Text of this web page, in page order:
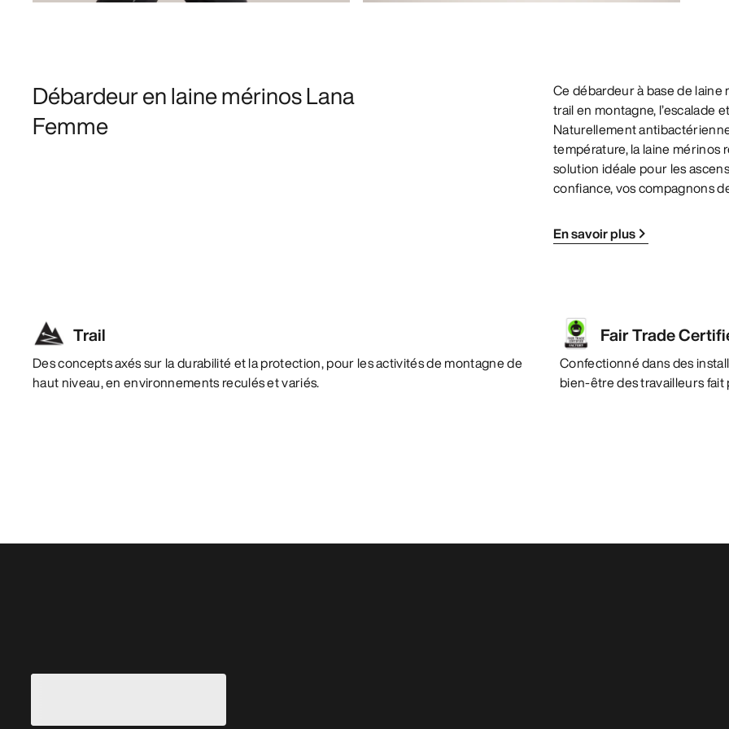
Débardeur en laine mérinos Lana
Femme
Ce débardeur à base de
trail en montagne, l’escalade
Naturellement
température, la laine mérinos
solution idéale pour les
confiance, vos compagnons
En savoir plus
Trail
Des concepts axés sur la durabilité et la protection, pour les activités de montagne de
haut niveau, en environnements reculés et variés.
Fair Trade
Confectionné dans des
bien-être des travailleurs